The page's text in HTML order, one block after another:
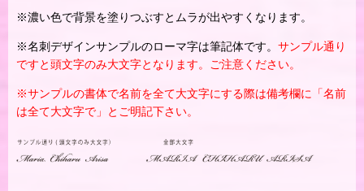
※濃い色で背景を塗りつぶすとムラが出やすくなります。
※名刺デザインサンプルのローマ字は筆記体です。 サンプル通り
ですと頭文字のみ大文字となります。ご注意ください。
※サンプルの書体で名前を全て大文字にする際は備考欄に「名前
は全て大文字で」とご明記下さい。